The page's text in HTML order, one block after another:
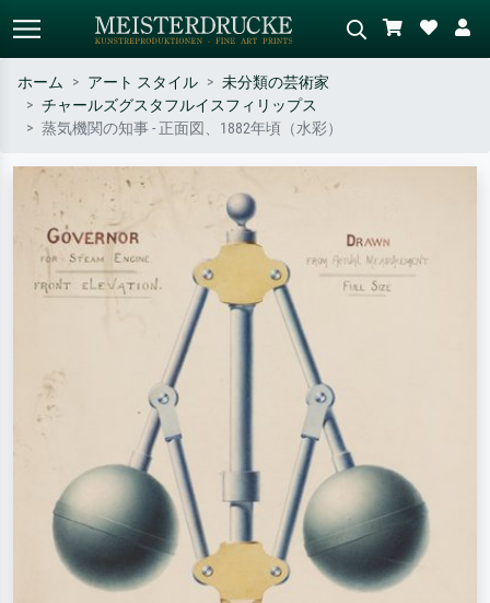
標準検索
– 例：モネ、星月夜、印象派、北
斎の波、ヌード。
緑の草原、赤の多い抽象画、暗い
ホーム アート スタイル
未分類の芸術家
チャールズグスタフルイスフィリップス
蒸気機関の知事 - 正面図、1882年頃（水彩）